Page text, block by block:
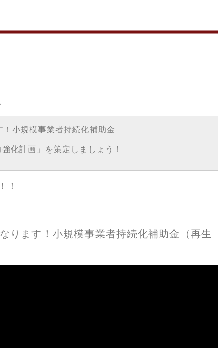
小規模事業者持続化補助金
化計画」を策定しましょう！
！
ります！小規模事業者持続化補助金（再生